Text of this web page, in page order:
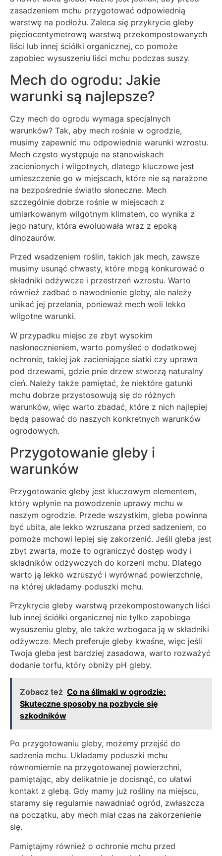
zasadzeniem mchu przygotować odpowiednią
warstwę na podłożu. Zaleca się przykrycie gleby
pięciocentymetrową warstwą przekompostowanych
liści lub innej ściółki organicznej, co pomoże
zapobiec wysuszeniu liści mchu podczas suszy.
Mech do ogrodu: Jakie
warunki są najlepsze?
Czy mech do ogrodu wymaga specjalnych
warunków? Tak, aby mech rośnie w ogrodzie,
musimy zapewnić mu odpowiednie warunki wzrostu.
Mech często występuje na stanowiskach
zacienionych i wilgotnych, dlatego kluczowe jest
umieszczenie go w miejscach, które nie są narażone
na bezpośrednie światło słoneczne. Mech
szczególnie dobrze rośnie w miejscach z
umiarkowanym wilgotnym klimatem, co wynika z
jego natury, która ewoluowała wraz z epoką
dinozaurów.
Przed wsadzeniem roślin, takich jak mech, zawsze
musimy usunąć chwasty, które mogą konkurować o
składniki odżywcze i przestrzeń wzrostu. Warto
również zadbać o nawodnienie gleby, ale należy
unikać jej przelania, ponieważ mech woli lekko
wilgotne warunki.
W przypadku miejsc ze zbyt wysokim
nasłonecznieniem, warto pomyśleć o dodatkowej
ochronie, takiej jak zacieniające siatki czy uprawa
pod drzewami, gdzie pnie drzew stworzą naturalny
cień. Należy także pamiętać, że niektóre gatunki
mchu dobrze przystosowują się do różnych
warunków, więc warto zbadać, które z nich najlepiej
będą pasować do naszych konkretnych warunków
ogrodowych.
Przygotowanie gleby i
warunków
Przygotowanie gleby jest kluczowym elementem,
który wpłynie na powodzenie uprawy mchu w
naszym ogrodzie. Przede wszystkim, gleba powinna
być ubita, ale lekko wzruszana przed sadzeniem, co
pomoże mchowi lepiej się zakorzenić. Jeśli gleba jest
zbyt zwarta, może to ograniczyć dostęp wody i
składników odżywczych do korzeni mchu. Dlatego
warto ją lekko wzruszyć i wyrównać powierzchnię,
na której układamy poduszki mchu.
Przykrycie gleby warstwą przekompostowanych liści
lub innej ściółki organicznej nie tylko zapobiega
wysuszeniu gleby, ale także wzbogaca ją w składniki
odżywcze. Mech preferuje gleby kwaśne, więc jeśli
Twoja gleba jest bardziej zasadowa, warto rozważyć
dodanie torfu, który obniży pH gleby.
Zobacz też Co na ślimaki w ogrodzie:
Skuteczne sposoby na pozbycie się
szkodników
Po przygotowaniu gleby, możemy przejść do
sadzenia mchu. Układamy poduszki mchu
równomiernie na przygotowanej powierzchni,
pamiętając, aby delikatnie je docisnąć, co ułatwi
kontakt z glebą. Gdy mamy już rośliny na miejscu,
staramy się regularnie nawadniać ogród, zwłaszcza
na początku, aby mech miał czas na zakorzenienie
się.
Pamiętajmy również o ochronie mchu przed